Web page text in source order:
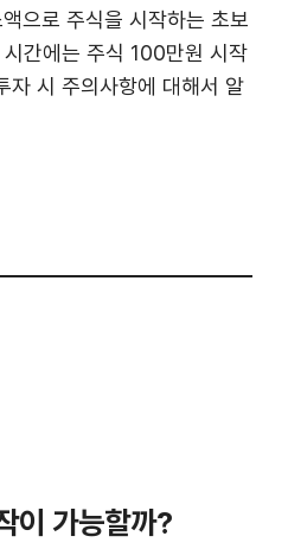
으로 주식을 시작하는 초보
간에는 주식 100만원 시작
자 시 주의사항에 대해서 알
이 가능할까?